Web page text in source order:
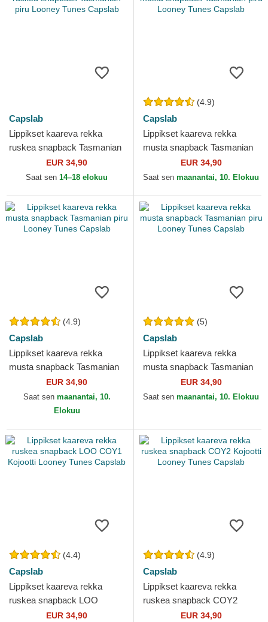
Capslab
Lippikset kaareva rekka
ruskea snapback Tasmanian
piru Looney Tunes Capslab
EUR 34,90
Saat sen 14–18 elokuu
(4.9)
Capslab
Lippikset kaareva rekka
musta snapback Tasmanian
piru Looney Tunes Capslab
EUR 34,90
Saat sen maanantai, 10. Elokuu
(4.9)
Capslab
Lippikset kaareva rekka
musta snapback Tasmanian
piru Looney Tunes Capslab
EUR 34,90
Saat sen maanantai, 10.
Elokuu
(5)
Capslab
Lippikset kaareva rekka
musta snapback Tasmanian
piru Looney Tunes Capslab
EUR 34,90
Saat sen maanantai, 10. Elokuu
(4.4)
Capslab
Lippikset kaareva rekka
ruskea snapback LOO
COY1 Kojootti Looney Tunes
EUR 34,90
(4.9)
Capslab
Lippikset kaareva rekka
ruskea snapback COY2
Kojootti Looney Tunes
EUR 34,90